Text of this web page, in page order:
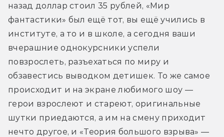
назад доллар стоил 35 рублей, «Мир
фантастики» был ещё тот, вы ещё учились в
институте, а то и в школе, а сегодня ваши
вчерашние однокурсники успели
повзрослеть, разъехаться по миру и
обзавестись выводком детишек. То же самое
происходит и на экране любимого шоу —
герои взрослеют и стареют, оригинальные
шутки приедаются, а им на смену приходит
нечто другое, и «Теория большого взрыва» —